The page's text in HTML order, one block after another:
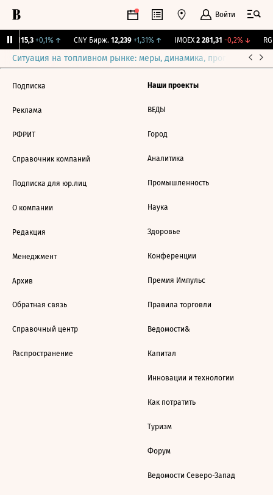
Войти
115,3 +0,1%↑ CNY Бирж. 12,239 +1,31%↑ IMOEX 2 281,31 -0,2%↓
Ситуация на топливном рынке: меры, динамика, прогнозы
Подписка
Реклама
РФРИТ
Справочник компаний
Подписка для юр.лиц
О компании
Редакция
Менеджмент
Архив
Обратная связь
Справочный центр
Распространение
Наши проекты
ВЕДЫ
Город
Аналитика
Промышленность
Наука
Здоровье
Конференции
Премия Импульс
Правила торговли
Ведомости&
Капитал
Инновации и технологии
Как потратить
Туризм
Форум
Ведомости Северо-Запад